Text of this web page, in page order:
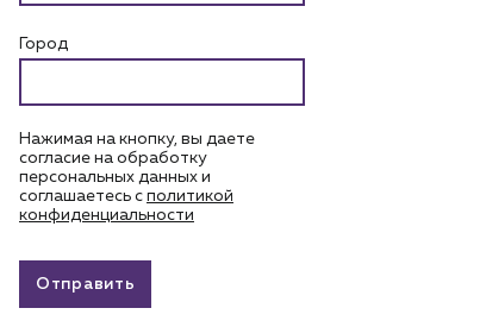
Город
Нажимая на кнопку, вы даете
согласие на обработку
персональных данных и
соглашаетесь c политикой
конфиденциальности
Отправить